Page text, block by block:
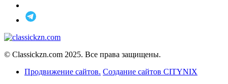
© Classickzn.com 2025. Все права защищены.
Продвижение сайтов. Создание сайтов CITYNIX